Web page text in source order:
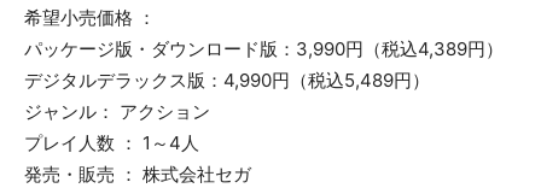
希望小売価格 ：
パッケージ版・ダウンロード版：3,990円（税込4,389円）
デジタルデラックス版：4,990円（税込5,489円）
ジャンル： アクション
プレイ人数 ： 1～4人
発売・販売 ： 株式会社セガ